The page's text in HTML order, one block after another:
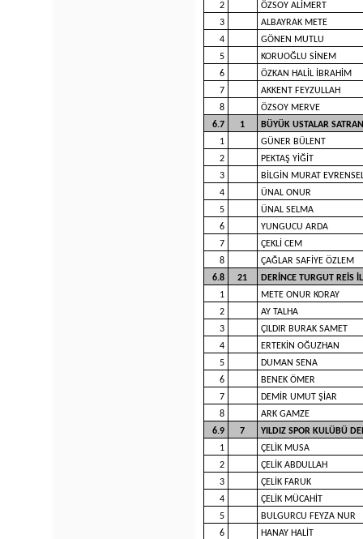
2
ÖZSOY ALİMERT
3
ALBAYRAK METE
4
GÖNEN MUTLU
5
KORUOĞLU SİNEM
6
ÖZKAN HALİL İBRAHİM
7
AKKENT FEYZULLAH
8
ÖZSOY MERVE
6.7
1
BÜYÜK USTALAR
1
GÜNER BÜLENT
2
PEKTAŞ YİĞİT
3
BİLGİN MURAT
4
ÜNAL ONUR
5
ÜNAL SELMA
6
YUNGUCU ARDA
7
ÇEKLİ CEM
8
ÇAĞLAR SAFİYE ÖZLEM
6.8
21
DERİNCE TURGUT REİS
1
METE ONUR KORAY
2
AY TALHA
3
ÇILDIR BURAK SAMET
4
ERTEKİN OĞUZHAN
5
DUMAN SENA
6
BENEK ÖMER
7
DEMİR UMUT ŞİAR
8
ARK GAMZE
6.9
7
YILDIZ SPOR KULÜBÜ
1
ÇELİK MUSA
2
ÇELİK ABDULLAH
3
ÇELİK FARUK
4
ÇELİK MÜCAHİT
5
BULGURCU FEYZA NUR
6
HANAY HALİT